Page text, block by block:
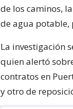
de los caminos,
de agua potable,
La investigación
quien alertó
contratos en
y otro de